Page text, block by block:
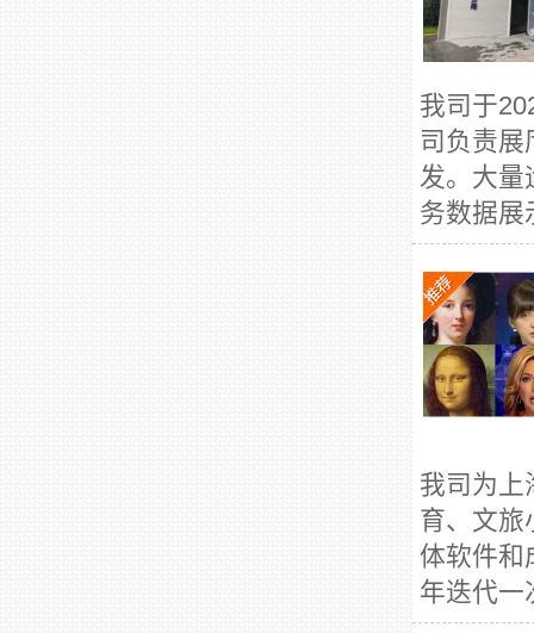
我司于
司负责展
发。大量
务数据展
我司为上
育、文旅
体软件和
年迭代一